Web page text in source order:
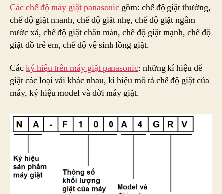
Các chế độ máy giặt panasonic gồm: chế độ giặt thường,
chế độ giặt nhanh, chế độ giặt nhẹ, chế độ giặt ngâm
nước xả, chế độ giặt chăn màn, chế độ giặt mạnh, chế độ
giặt đồ trẻ em, chế độ vệ sinh lồng giặt.
Cácký hiệu trên máy giặt panasonic: những kí hiệu để
giặt các loại vải khác nhau, kí hiệu mô tả chế độ giặt của
máy, ký hiệu model và đời máy giặt.